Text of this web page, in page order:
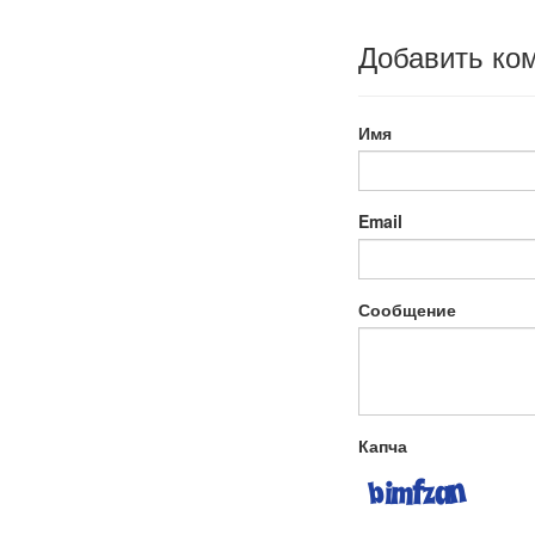
Добавить
Имя
Email
Сообщение
Капча